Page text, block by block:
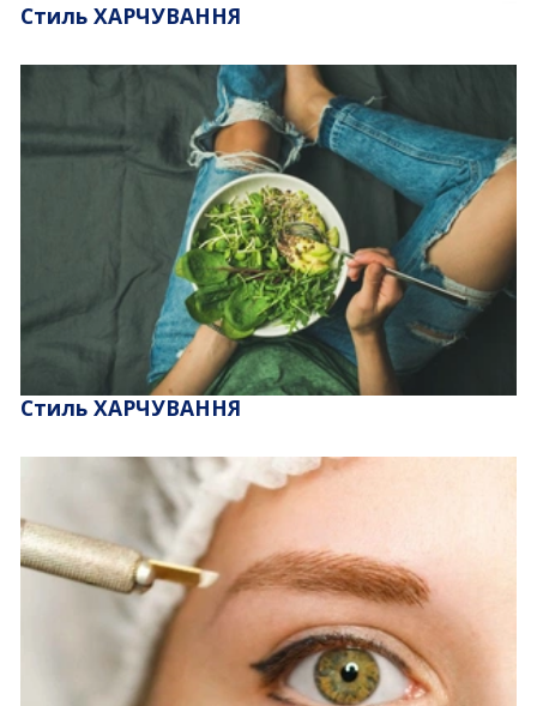
Стиль ХАРЧУВАННЯ
Стиль ХАРЧУВАННЯ